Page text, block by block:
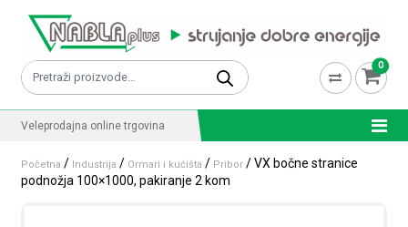
Pretraži: 0
Veleprodajna online trgovina
Početna / Industrija / Ormari i kućišta / Pribor / VX bočne stranice
podnožja 100×1000, pakiranje 2 kom